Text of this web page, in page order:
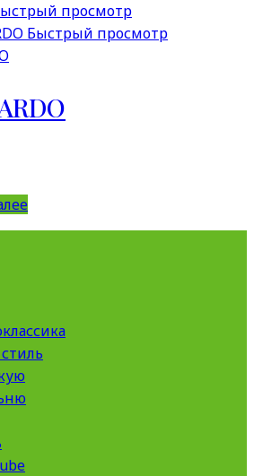
просмотр
Быстрый просмотр